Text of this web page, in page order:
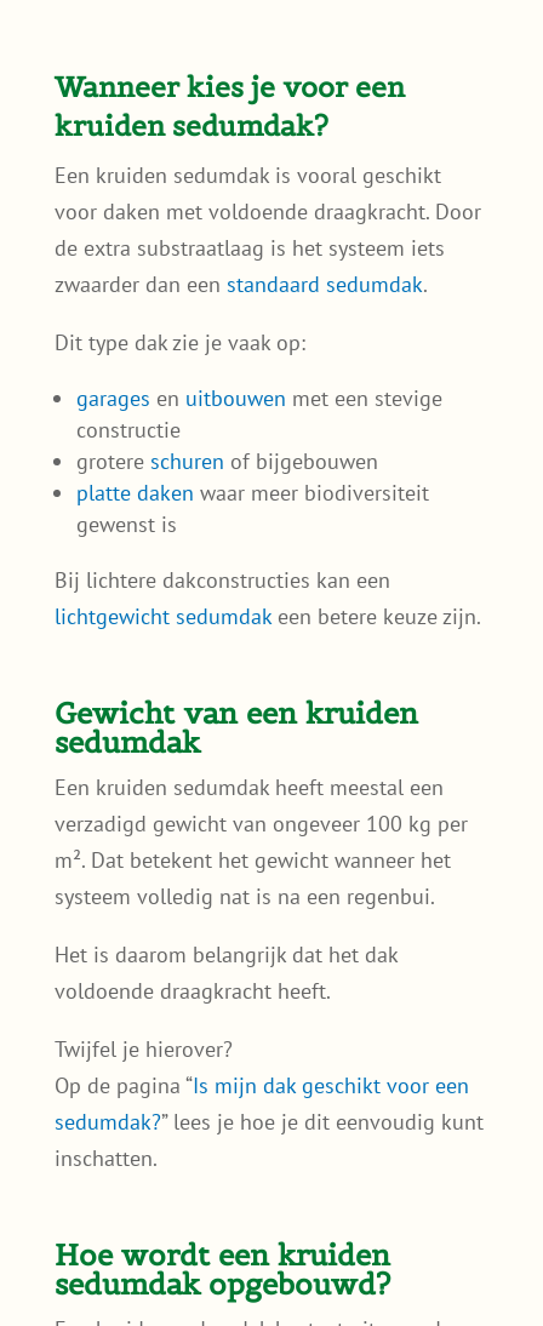
Wanneer kies je voor een
kruiden sedumdak?
Een kruiden sedumdak is vooral geschikt
voor daken met voldoende draagkracht. Door
de extra substraatlaag is het systeem iets
zwaarder dan een standaard sedumdak.
Dit type dak zie je vaak op:
garages en uitbouwen met een stevige
constructie
grotere schuren of bijgebouwen
platte daken waar meer biodiversiteit
gewenst is
Bij lichtere dakconstructies kan een
lichtgewicht sedumdakeen betere keuze zijn.
Gewicht van een kruiden
sedumdak
Een kruiden sedumdak heeft meestal een
verzadigd gewicht van ongeveer 100 kg per
m². Dat betekent het gewicht wanneer het
systeem volledig nat is na een regenbui.
Het is daarom belangrijk dat het dak
voldoende draagkracht heeft.
Twijfel je hierover?
Op de pagina “Is mijn dak geschikt voor een
sedumdak?” lees je hoe je dit eenvoudig kunt
inschatten.
Hoe wordt een kruiden
sedumdak opgebouwd?